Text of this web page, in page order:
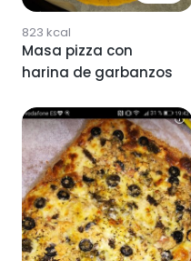
823 kcal
Masa pizza con
harina de garbanzos